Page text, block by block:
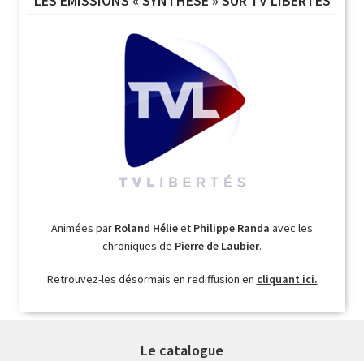
Animées par Roland Hélieet Philippe Randa avec les
chroniques de Pierre de Laubier.
Retrouvez-les désormais en rediffusion en cliquant ici.
Le catalogue